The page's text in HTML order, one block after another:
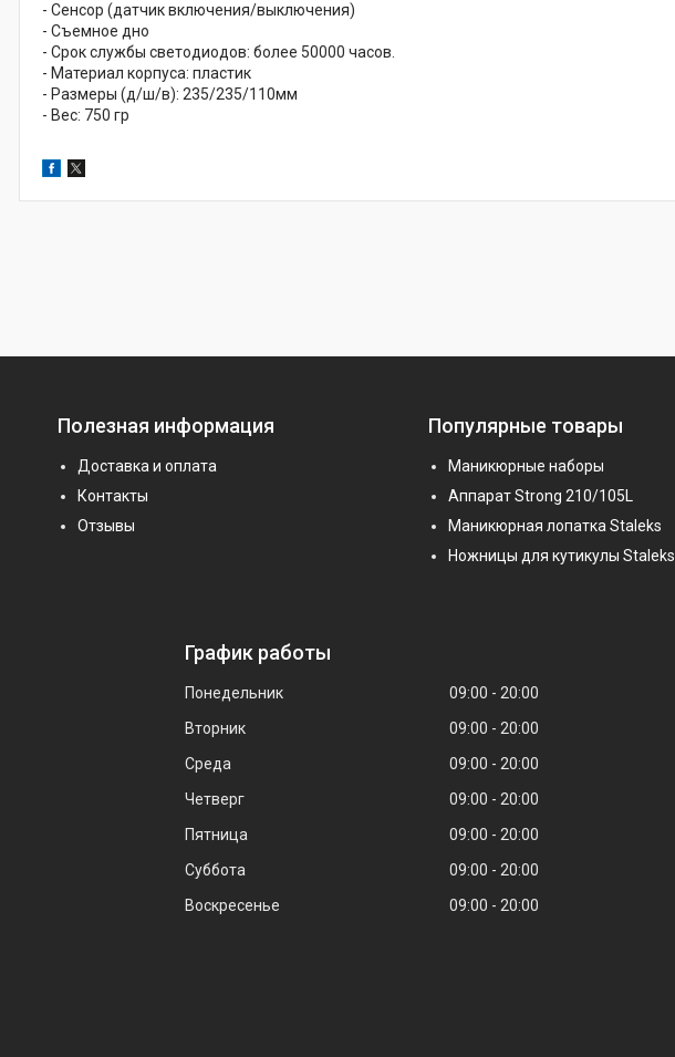
- Сенсор (датчик включения/выключения)
- Съемное дно
- Срок службы светодиодов: более 50000 часов.
- Материал корпуса: пластик
- Размеры (д/ш/в): 235/235/110мм
- Вес: 750 гр
Полезная информация
Доставка и оплата
Контакты
Отзывы
Популярные товары
Маникюрные наборы
Аппарат Strong 210/105L
Маникюрная лопатка Staleks
Ножницы для кутикулы Staleks
График работы
Понедельник 09:00
20:00
Вторник
09:00
20:00
Среда
09:00
20:00
Четверг
09:00
20:00
Пятница
09:00
20:00
Суббота
09:00
20:00
Воскресенье
09:00 20:00